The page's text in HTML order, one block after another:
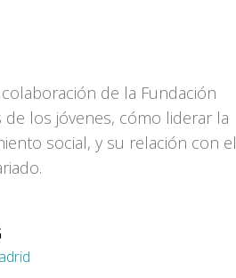
de la Fundación
los jóvenes, cómo liderar la
social, y su relación con el